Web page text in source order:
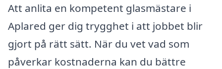
Att anlita en kompetent glasmästare i
Aplared ger dig trygghet i att jobbet blir
gjort på rätt sätt. När du vet vad som
påverkar kostnaderna kan du bättre